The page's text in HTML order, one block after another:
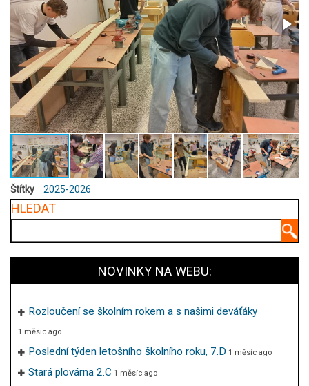
Štítky 2025-2026
HLEDAT
NOVINKY NA WEBU:
Rozloučení se školním rokem a s našimi deváťáky
1 měsíc ago
Poslední týden letošního školního roku, 7.D 1 měsíc ago
Stará plovárna 2.C 1 měsíc ago